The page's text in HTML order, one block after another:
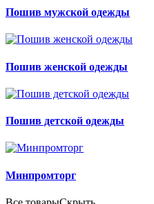
Пошив мужской одежды
Пошив женской одежды
Пошив детской одежды
Минпромторг